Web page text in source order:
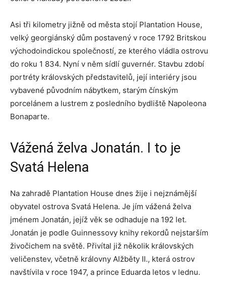
Asi tři kilometry jižně od města stojí Plantation House,
velký georgiánský dům postavený v roce 1792 Britskou
východoindickou společností, ze kterého vládla ostrovu
do roku 1 834. Nyní v něm sídlí guvernér. Stavbu zdobí
portréty královských představitelů, její interiéry jsou
vybavené původním nábytkem, starým čínským
porcelánem a lustrem z posledního bydliště Napoleona
Bonaparte.
Vážená želva Jonatán. I to je
Svatá Helena
Na zahradě Plantation House dnes žije i nejznámější
obyvatel ostrova Svatá Helena. Je jím vážená želva
jménem Jonatán, jejíž věk se odhaduje na 192 let.
Jonatán je podle Guinnessovy knihy rekordů nejstarším
živočichem na světě. Přivítal již několik královských
veličenstev, včetně královny Alžběty II., která ostrov
navštívila v roce 1947, a prince Eduarda letos v lednu.